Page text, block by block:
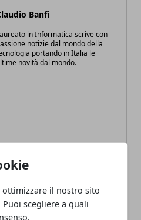
il nostro sito
scegliere a quali
Banfi
in Informatica scrive con
notizie dal mondo della
portando in Italia le
novità dal mondo.